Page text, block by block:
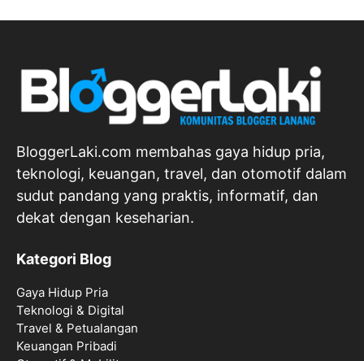
BloggerLaki.com membahas gaya hidup pria,
teknologi, keuangan, travel, dan otomotif dalam
sudut pandang yang praktis, informatif, dan
dekat dengan keseharian.
Kategori Blog
Gaya Hidup Pria
Teknologi & Digital
Travel & Petualangan
Keuangan Pribadi